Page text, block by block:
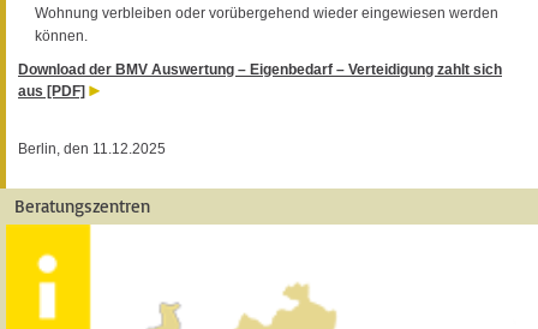
Wohnung verbleiben oder vorübergehend wieder eingewiesen werden
können.
Download der BMV Auswertung – Eigenbedarf – Verteidigung zahlt sich
aus [PDF]
Berlin, den 11.12.2025
Beratungszentren